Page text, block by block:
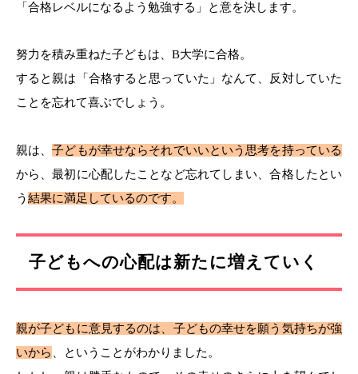
「合格レベルになるよう勉強する」と意を決します。
努力を積み重ねた子どもは、 B大学に合格。
すると親は「合格すると思っていた」なんて、反対していた
ことを忘れて喜ぶでしょう。
親は、子どもが幸せならそれでいいという思考を持っている
から、最初に心配したことなど忘れてしまい、合格したとい
う 結果に満足しているのです。
子どもへの心配は新たに増えていく
親が子どもに意見するのは、子どもの幸せを願う気持ちが強
いから
、ということがわかりました。